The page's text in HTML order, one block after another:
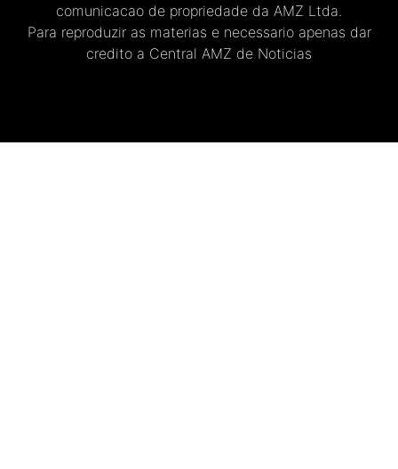
comunicacao de propriedade da AMZ Ltda.
Para reproduzir as materias e necessario apenas dar
credito a Central AMZ de Noticias